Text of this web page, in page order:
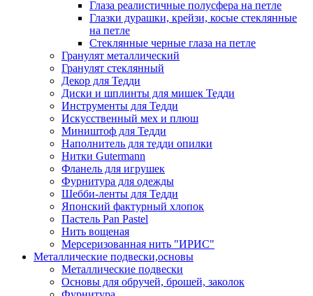
Глаза реалистичные полусфера на петле
Глазки дурашки, крейзи, косые стеклянные
на петле
Стеклянные черные глаза на петле
Гранулят металлический
Гранулят стеклянный
Декор для Тедди
Диски и шплинты для мишек Тедди
Инструменты для Тедди
Искусственный мех и плюш
Миништоф для Тедди
Наполнитель для тедди опилки
Нитки Gutermann
Фланель для игрушек
Фурнитура для одежды
Шебби-ленты для Тедди
Японский фактурный хлопок
Пастель Pan Pastel
Нить вощеная
Мерсеризованная нить "ИРИС"
Металлические подвески,основы
Металлические подвески
Основы для обручей, брошей, заколок